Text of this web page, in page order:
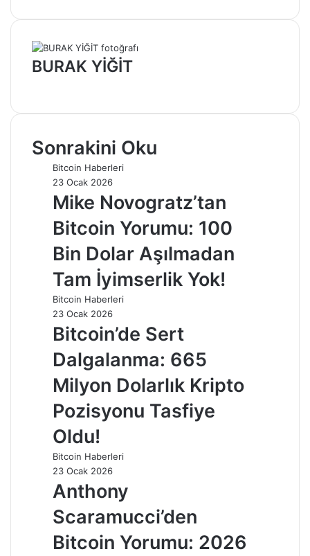
BURAK YİĞİT
Sonrakini Oku
Bitcoin Haberleri
23 Ocak 2026
Mike Novogratz’tan
Bitcoin Yorumu: 100
Bin Dolar Aşılmadan
Tam İyimserlik Yok!
Bitcoin Haberleri
23 Ocak 2026
Bitcoin’de Sert
Dalgalanma: 665
Milyon Dolarlık Kripto
Pozisyonu Tasfiye
Oldu!
Bitcoin Haberleri
23 Ocak 2026
Anthony
Scaramucci’den
Bitcoin Yorumu: 2026